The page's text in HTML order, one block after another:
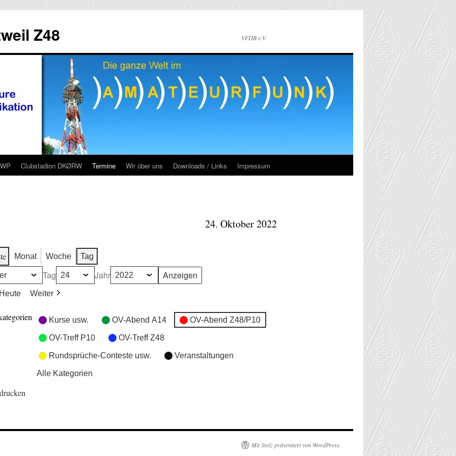
Z48 VFDB e.V.
Clubstadion DKØRW Termine Wir über uns Downloads / Links Impressum
24. Oktober 2022
Monat Woche Tag
Tag Jahr
Heute Weiter
Kurse usw. OV-Abend A14 OV-Abend Z48/P10
OV-Treff P10 OV-Treff Z48
Rundsprüche-Conteste usw. Veranstaltungen
Alle Kategorien
Mit Stolz präsentiert von WordPress.